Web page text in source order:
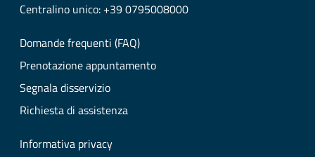
Centralino unico: +39 0795008000
Domande frequenti (FAQ)
Prenotazione appuntamento
Segnala disservizio
Richiesta di assistenza
Informativa privacy